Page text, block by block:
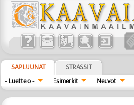
SAPLUUNAT
STRASSIT
- Luettelo -
Esimerkit Neuvot